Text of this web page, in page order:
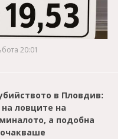
20:01
в Пловдив:
ловците на
а подобна